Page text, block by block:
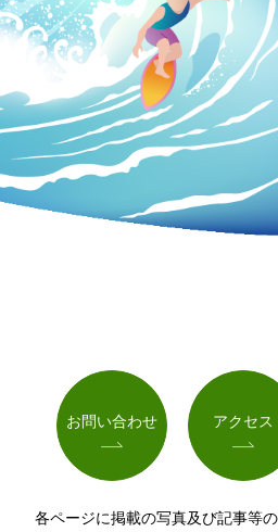
お問い合わせ アクセス
各ページに掲載の写真及び記事等